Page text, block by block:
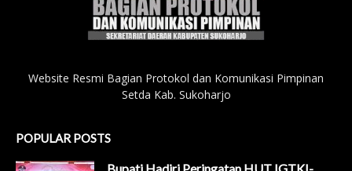
Website Resmi Bagian Protokol dan Komunikasi Pimpinan
Setda Kab. Sukoharjo
POPULAR POSTS